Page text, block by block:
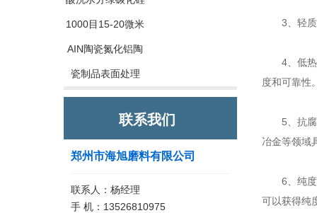
1000目15-20微米
AIN陶瓷氮化铝陶
瓷制品表面处理
联系我们
郑州市海旭磨料有限公司
联系人：杨经理
手 机：13526810975
3、轻质：
4、低热膨
度和可靠性
5、抗腐蚀
冶金等领域
6、纯度高
可以获得纯